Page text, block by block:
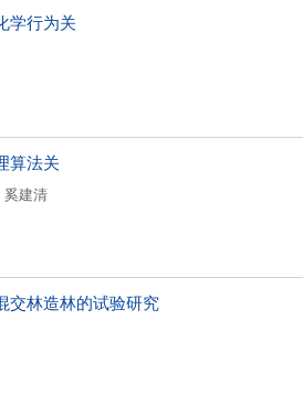
学行为关
算法关
奚建清
交林造林的试验研究